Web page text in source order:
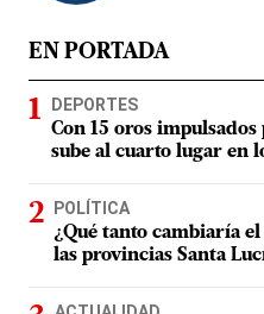
EN PORTADA
DEPORTES
Con 15 oros
sube al cuarto lugar en
POLÍTICA
¿Qué tanto cambiaría
las provincias Santa